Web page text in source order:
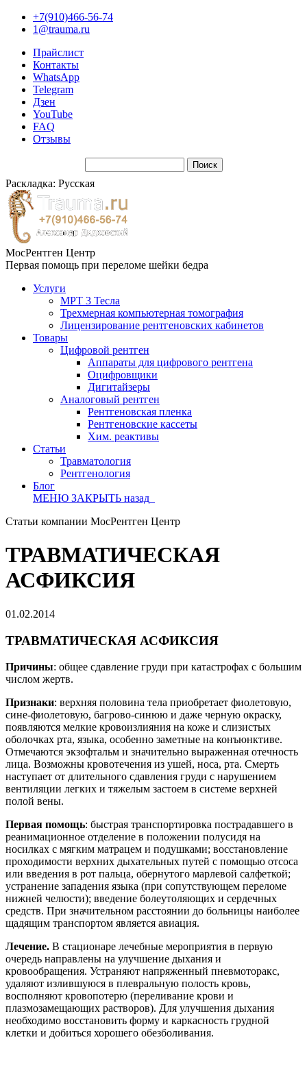
+7(910)466-56-74
1@trauma.ru
Прайслист
Контакты
WhatsApp
Telegram
Дзен
YouTube
FAQ
Отзывы
Раскладка: Русская
МосРентген Центр
Первая помощь при переломе шейки бедра
Услуги
МРТ 3 Тесла
Трехмерная компьютерная томография
Лицензирование рентгеновских кабинетов
Товары
Цифровой рентген
Аппараты для цифрового рентгена
Оцифровщики
Дигитайзеры
Аналоговый рентген
Рентгеновская пленка
Рентгеновские кассеты
Хим. реактивы
Статьи
Травматология
Рентгенология
Блог
МЕНЮ ЗАКРЫТЬ назад
Статьи компании МосРентген Центр
ТРАВМАТИЧЕСКАЯ
АСФИКСИЯ
01.02.2014
ТРАВМАТИЧЕСКАЯ АСФИКСИЯ
Причины: общее сдавление груди при катастрофах с большим
числом жертв.
Признаки: верхняя половина тела приобретает фиолетовую,
сине-фиолетовую, багрово-синюю и даже черную окраску,
появляются мелкие кровоизлияния на коже и слизистых
оболочках рта, языка, особенно заметные на конъюнктиве.
Отмечаются экзофтальм и значительно выраженная отечность
лица. Возможны кровотечения из ушей, носа, рта. Смерть
наступает от длительного сдавления груди с нарушением
вентиляции легких и тяжелым застоем в системе верхней
полой вены.
Первая помощь: быстрая транспортировка пострадавшего в
реанимационное отделение в положении полусидя на
носилках с мягким матрацем и подушками; восстановление
проходимости верхних дыхательных путей с помощью отсоса
или введения в рот пальца, обернутого марлевой салфеткой;
устранение западения языка (при сопутствующем переломе
нижней челюсти); введение болеутоляющих и сердечных
средств. При значительном расстоянии до больницы наиболее
щадящим транспортом является авиация.
Лечение. В стационаре лечебные мероприятия в первую
очередь направлены на улучшение дыхания и
кровообращения. Устраняют напряженный пневмоторакс,
удаляют излившуюся в плевральную полость кровь,
восполняют кровопотерю (переливание крови и
плазмозамещающих растворов). Для улучшения дыхания
необходимо восстановить форму и каркасность грудной
клетки и добиться хорошего обезболивания.